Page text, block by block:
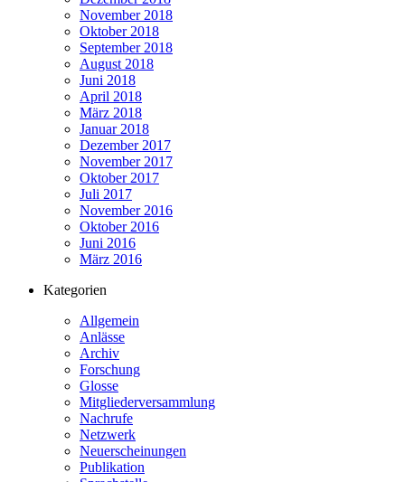
November 2018
Oktober 2018
September 2018
August 2018
Juni 2018
April 2018
März 2018
Januar 2018
Dezember 2017
November 2017
Oktober 2017
Juli 2017
November 2016
Oktober 2016
Juni 2016
März 2016
Kategorien
Allgemein
Anlässe
Archiv
Forschung
Glosse
Mitgliederversammlung
Nachrufe
Netzwerk
Neuerscheinungen
Publikation